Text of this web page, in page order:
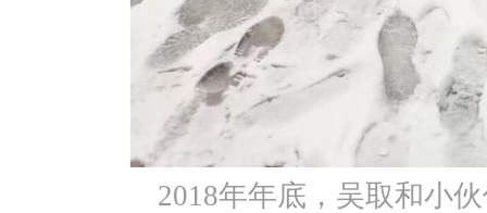
2018年年底，吴取和小